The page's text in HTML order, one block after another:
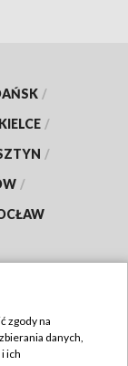
/
KIELCE /
/
/
zgody na
danych,
ich